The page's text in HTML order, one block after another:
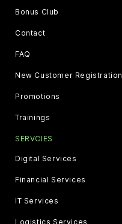
Bonus Club
Contact
FAQ
New Customer Registration
Promotions
Trainings
SERVCIES
Digital Services
Financial Services
IT Services
Logistics Services